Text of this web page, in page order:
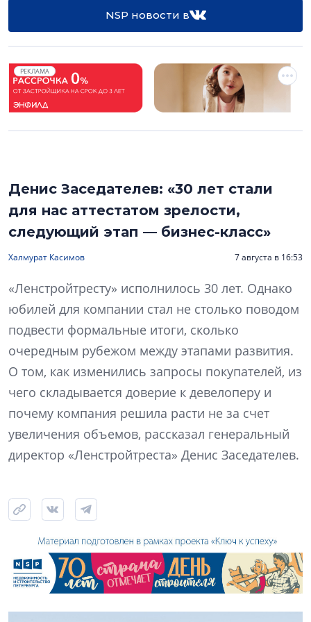
NSP новости в
РЕКЛАМА
Денис Заседателев: «30 лет стали
для нас аттестатом зрелости,
следующий этап — бизнес-класс»
Халмурат Касимов 7 августа в 16:53
«Ленстройтресту» исполнилось 30 лет. Однако
юбилей для компании стал не столько поводом
подвести формальные итоги, сколько
очередным рубежом между этапами развития.
О том, как изменились запросы покупателей, из
чего складывается доверие к девелоперу и
почему компания решила расти не за счет
увеличения объемов, рассказал генеральный
директор «Ленстройтреста» Денис Заседателев.